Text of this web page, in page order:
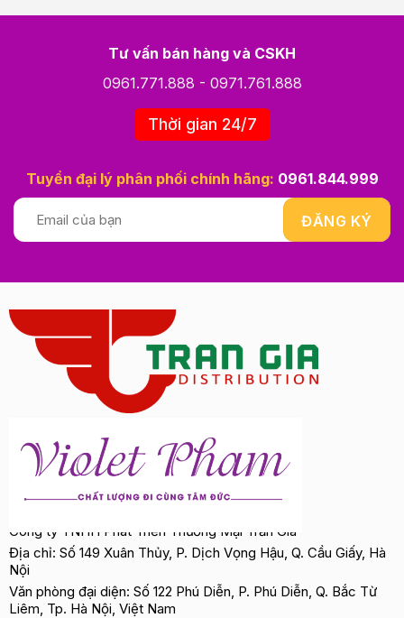
Tư vấn bán hàng và CSKH
0961.771.888 - 0971.761.888
Thời gian 24/7
Tuyển đại lý phân phối chính hãng: 0961.844.999
Công ty TNHH Phát Triển Thương Mại Trần Gia
Địa chỉ: Số 149 Xuân Thủy, P. Dịch Vọng Hậu, Q. Cầu Giấy, Hà
Nội
Văn phòng đại diện: Số 122 Phú Diễn, P. Phú Diễn, Q. Bắc Từ
Liêm, Tp. Hà Nội, Việt Nam